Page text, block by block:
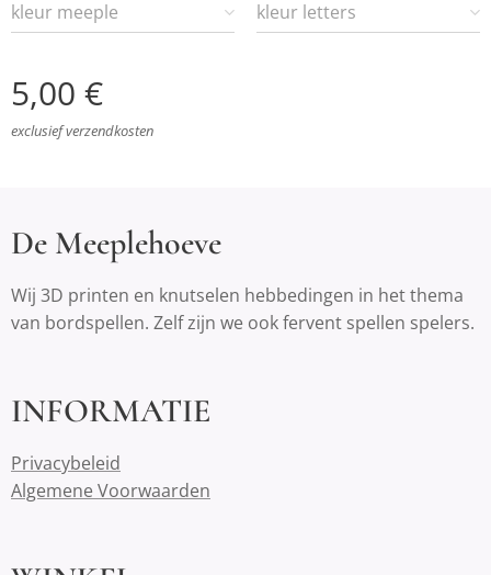
kleur meeple kleur letters
5,00 €
exclusief verzendkosten
De Meeplehoeve
Wij 3D printen en knutselen hebbedingen in het thema
van bordspellen. Zelf zijn we ook fervent spellen spelers.
INFORMATIE
Privacybeleid
Algemene Voorwaarden